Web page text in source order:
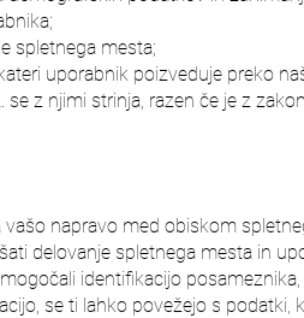
spletnega mesta;
uporabnik poizveduje preko
z njimi strinja, razen če je z
napravo med obiskom
delovanje spletnega mesta in
identifikacijo
se ti lahko povežejo s podatki,